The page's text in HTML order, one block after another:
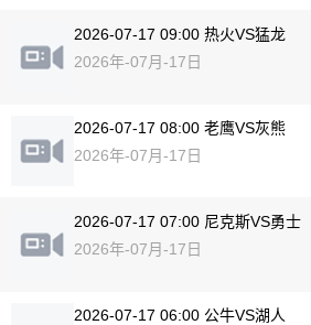
2026-07-17 09:00 热火VS猛龙
2026年-07月-17日
2026-07-17 08:00 老鹰VS灰熊
2026年-07月-17日
2026-07-17 07:00 尼克斯VS勇士
2026年-07月-17日
2026-07-17 06:00 公牛VS湖人